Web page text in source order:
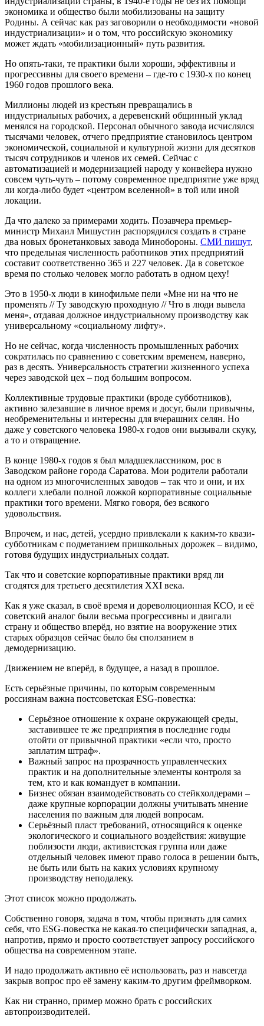
экономика и общество были мобилизованы на защиту
Родины. А сейчас как раз заговорили о необходимости «новой
индустриализации» и о том, что российскую экономику
может ждать «мобилизационный» путь развития.
Но опять-таки, те практики были хороши, эффективны и
прогрессивны для своего времени – где-то с 1930-х по конец
1960 годов прошлого века.
Миллионы людей из крестьян превращались в
индустриальных рабочих, а деревенский общинный уклад
менялся на городской. Персонал обычного завода исчислялся
тысячами человек, отчего предприятие становилось центром
экономической, социальной и культурной жизни для десятков
тысяч сотрудников и членов их семей. Сейчас с
автоматизацией и модернизацией народу у конвейера нужно
совсем чуть-чуть – потому современное предприятие уже вряд
ли когда-либо будет «центром вселенной» в той или иной
локации.
Да что далеко за примерами ходить. Позавчера премьер-
министр Михаил Мишустин распорядился создать в стране
два новых бронетанковых завода Минобороны. СМИ пишут,
что предельная численность работников этих предприятий
составит соответственно 365 и 227 человек. Да в советское
время по столько человек могло работать в одном цеху!
Это в 1950-х люди в кинофильме пели «Мне ни на что не
променять // Ту заводскую проходную // Что в люди вывела
меня», отдавая должное индустриальному производству как
универсальному «социальному лифту».
Но не сейчас, когда численность промышленных рабочих
сократилась по сравнению с советским временем, наверно,
раз в десять. Универсальность стратегии жизненного успеха
через заводской цех – под большим вопросом.
Коллективные трудовые практики (вроде субботников),
активно залезавшие в личное время и досуг, были привычны,
необременительны и интересны для вчерашних селян. Но
даже у советского человека 1980-х годов они вызывали скуку,
а то и отвращение.
В конце 1980-х годов я был младшеклассником, рос в
Заводском районе города Саратова. Мои родители работали
на одном из многочисленных заводов – так что и они, и их
коллеги хлебали полной ложкой корпоративные социальные
практики того времени. Мягко говоря, без всякого
удовольствия.
Впрочем, и нас, детей, усердно привлекали к каким-то квази-
субботникам с подметанием пришкольных дорожек – видимо,
готовя будущих индустриальных солдат.
Так что и советские корпоративные практики вряд ли
сгодятся для третьего десятилетия XXI века.
Как я уже сказал, в своё время и дореволюционная КСО, и её
советский аналог были весьма прогрессивны и двигали
страну и общество вперёд, но взятие на вооружение этих
старых образцов сейчас было бы сползанием в
демодернизацию.
Движением не вперёд, в будущее, а назад в прошлое.
Есть серьёзные причины, по которым современным
россиянам важна постсоветская ESG-повестка:
Серьёзное отношение к охране окружающей среды,
заставившее те же предприятия в последние годы
отойти от привычной практики «если что, просто
заплатим штраф».
Важный запрос на прозрачность управленческих
практик и на дополнительные элементы контроля за
тем, кто и как командует в компании.
Бизнес обязан взаимодействовать со стейкхолдерами –
даже крупные корпорации должны учитывать мнение
населения по важным для людей вопросам.
Серьёзный пласт требований, относящийся к оценке
экологического и социального воздействия: живущие
поблизости люди, активистская группа или даже
отдельный человек имеют право голоса в решении быть,
не быть или быть на каких условиях крупному
производству неподалеку.
Этот список можно продолжать.
Собственно говоря, задача в том, чтобы признать для самих
себя, что ESG-повестка не какая-то специфически западная, а,
напротив, прямо и просто соответствует запросу российского
общества на современном этапе.
И надо продолжать активно её использовать, раз и навсегда
закрыв вопрос про её замену каким-то другим фреймворком.
Как ни странно, пример можно брать с российских
автопроизводителей.